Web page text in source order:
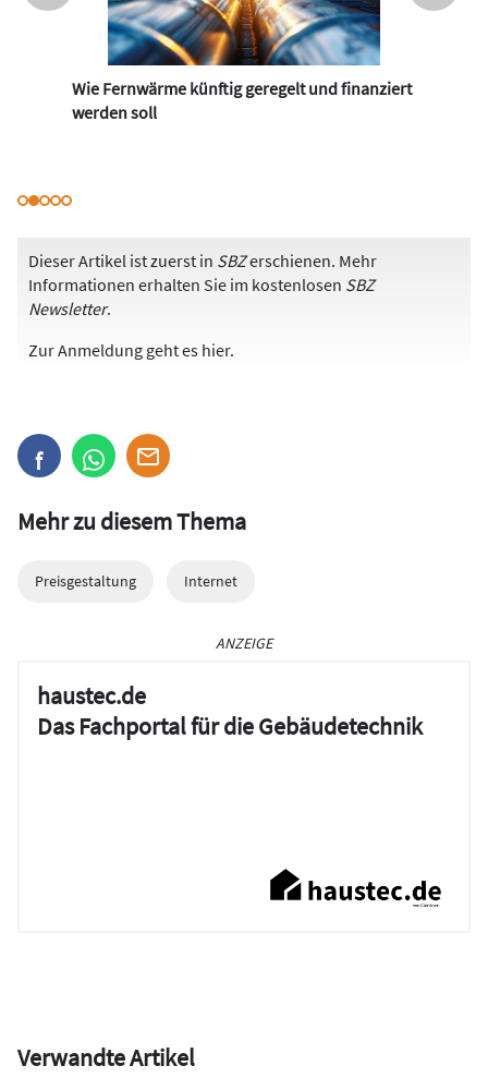
Wie Fernwärme künftig geregelt und finanziert
werden soll
Dieser Artikel ist zuerst in SBZerschienen. Mehr
Informationen erhalten Sie im kostenlosen SBZ
Newsletter.
Zur Anmeldung geht es hier.
Mehr zu diesem Thema
Preisgestaltung Internet
ANZEIGE
haustec.de
Das Fachportal für die Gebäudetechnik
Verwandte Artikel